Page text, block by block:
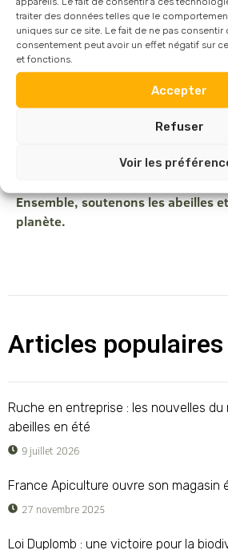
traiter des données telles que le
uniques sur ce site. Le fait de ne pas consentir
consentement peut avoir un effet négatif sur
et fonctions.
Accepter
Refuser
Voir les
contribuer à un avenir plus durable.
Un avenir à
Alors que les décisions politiques
tourner le dos à l’urgence écologique,
citoyen et entrepreneurial devient
jamais. Protéger les abeilles, c’est
Ensemble, soutenons les abeilles
planète.
Articles populaires
Ruche en entreprise : les nouvelles
abeilles en été
9 juillet 2026
France Apiculture ouvre son magasin
27 novembre 2025
Loi Duplomb : une victoire pour la